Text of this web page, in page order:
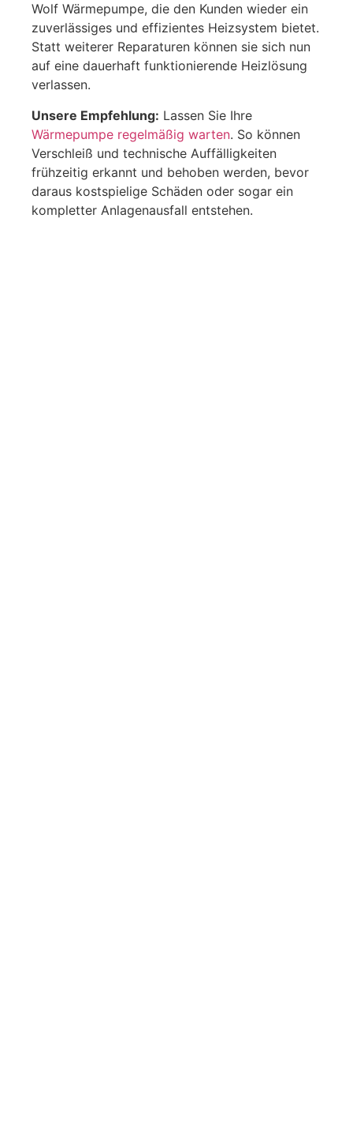
Wolf Wärmepumpe, die den Kunden wieder ein
zuverlässiges und effizientes Heizsystem bietet.
Statt weiterer Reparaturen können sie sich nun
auf eine dauerhaft funktionierende Heizlösung
verlassen.
Unsere Empfehlung: Lassen Sie Ihre
Wärmepumpe regelmäßig warten. So können
Verschleiß und technische Auffälligkeiten
frühzeitig erkannt und behoben werden, bevor
daraus kostspielige Schäden oder sogar ein
kompletter Anlagenausfall entstehen.